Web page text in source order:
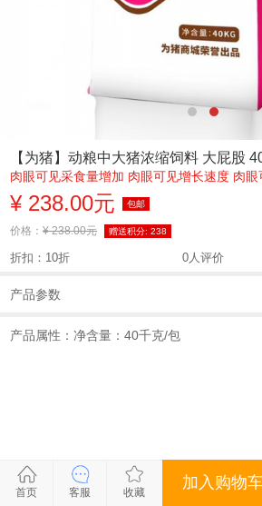
【为猪】动粮中大猪浓缩饲料 大屁股
肉眼可见采食量增加 肉眼可见增长速度 肉眼
屁股
¥ 238.00元 包邮
价格：¥ 238.00元 赠送积分:238
折扣：10折 0人评价
产品参数
产品属性：净含量：40千克/包
关闭
关闭
关闭
关闭
首页 客服 收藏
加入购物